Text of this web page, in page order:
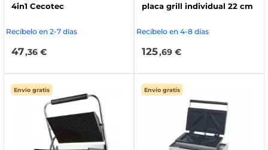
4in1 Cecotec
Recíbelo en 2-7 días
47,36 €
placa grill individual 22 cm
Recíbelo en 4-8 días
125,69 €
Envío gratis Envío gratis